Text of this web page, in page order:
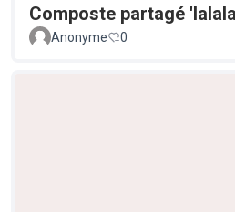
Composte partagé
Anonyme
0